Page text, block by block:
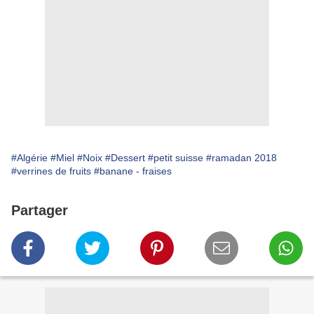
#Algérie #Miel #Noix #Dessert #petit suisse #ramadan 2018
#verrines de fruits #banane - fraises
Partager